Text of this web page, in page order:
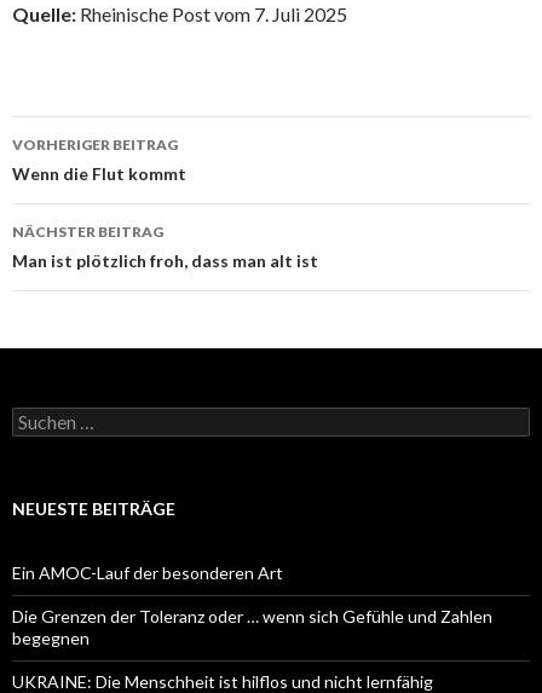
Quelle: Rheinische Post vom 7. Juli 2025
Beitrags-
Navigation
VORHERIGER BEITRAG
Wenn die Flut kommt
NÄCHSTER BEITRAG
Man ist plötzlich froh, dass man alt ist
Suchen
nach:
NEUESTE BEITRÄGE
Ein AMOC-Lauf der besonderen Art
Die Grenzen der Toleranz oder … wenn sich Gefühle und Zahlen
begegnen
UKRAINE: Die Menschheit ist hilflos und nicht lernfähig